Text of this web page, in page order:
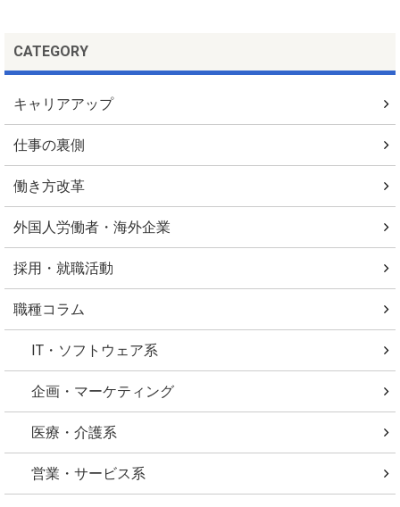
CATEGORY
キャリアアップ
仕事の裏側
働き方改革
外国人労働者・海外企業
採用・就職活動
職種コラム
IT・ソフトウェア系
企画・マーケティング
医療・介護系
営業・サービス系